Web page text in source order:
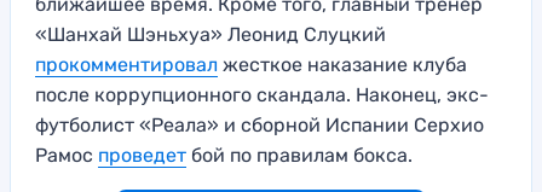
ближайшее время. Кроме того, главный тренер
«Шанхай Шэньхуа» Леонид Слуцкий
прокомментировал жесткое наказание клуба
после коррупционного скандала. Наконец, экс-
футболист «Реала» и сборной Испании Серхио
Рамос проведет бой по правилам бокса.